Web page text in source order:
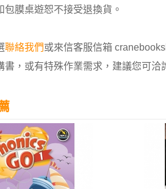
包膜桌遊恕不接受退換貨。
聯絡我們或來信客服信箱
書，或有特殊作業需求，建議您可洽